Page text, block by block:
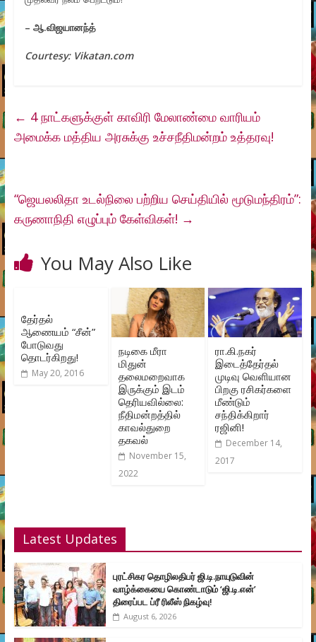
– ஆ.விஜயானந்த்
Courtesy: Vikatan.com
← 4 நாட்களுக்குள் காவிரி மேலாண்மை வாரியம்
அமைக்க மத்திய அரசுக்கு உச்சநீதிமன்றம் உத்தரவு!
“ஜெயலலிதா உடல்நிலை பற்றிய செய்தியில் மூடுமந்திரம்”:
கருணாநிதி எழுப்பும் கேள்விகள்! →
You May Also Like
தேர்தல்
ஆணையம் “சீன்”
போடுவது
தொடர்கிறது!
May 20, 2016
நடிகை மீரா
மிதுன்
தலைமறைவாக
இருக்கும் இடம்
தெரியவில்லை:
நீதிமன்றத்தில்
காவல்துறை
தகவல்
November 15,
2022
ரா.கி.நகர்
இடைத்தேர்தல்
முடிவு வெளியான
பிறகு ரசிகர்களை
மீண்டும்
சந்திக்கிறார்
ரஜினி!
December 14,
2017
Latest Updates
புரட்சிகர தொழிலதிபர் ஜி.டி.நாயுடுவின்
வாழ்க்கையை கொண்டாடும் ‘ஜி.டி.என்’
திரைப்பட ப்ரீ ரிலீஸ் நிகழ்வு!
August 6, 2026